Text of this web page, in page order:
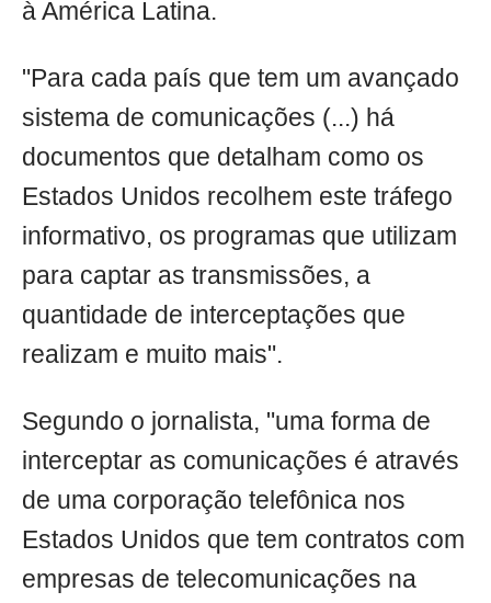
à América Latina.
"Para cada país que tem um avançado
sistema de comunicações (...) há
documentos que detalham como os
Estados Unidos recolhem este tráfego
informativo, os programas que utilizam
para captar as transmissões, a
quantidade de interceptações que
realizam e muito mais".
Segundo o jornalista, "uma forma de
interceptar as comunicações é através
de uma corporação telefônica nos
Estados Unidos que tem contratos com
empresas de telecomunicações na